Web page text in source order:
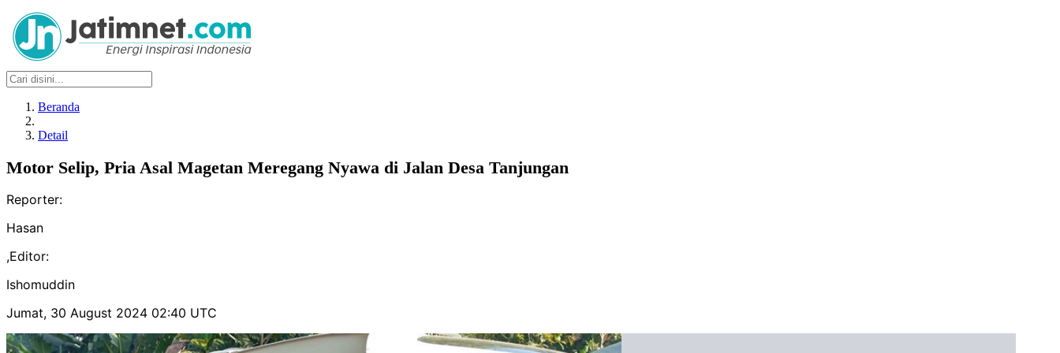
Beranda
Detail
Motor Selip, Pria Asal Magetan Meregang Nyawa di Jalan Desa Tanjungan
Reporter:
Hasan
,Editor:
Ishomuddin
Jumat, 30 August 2024 02:40 UTC